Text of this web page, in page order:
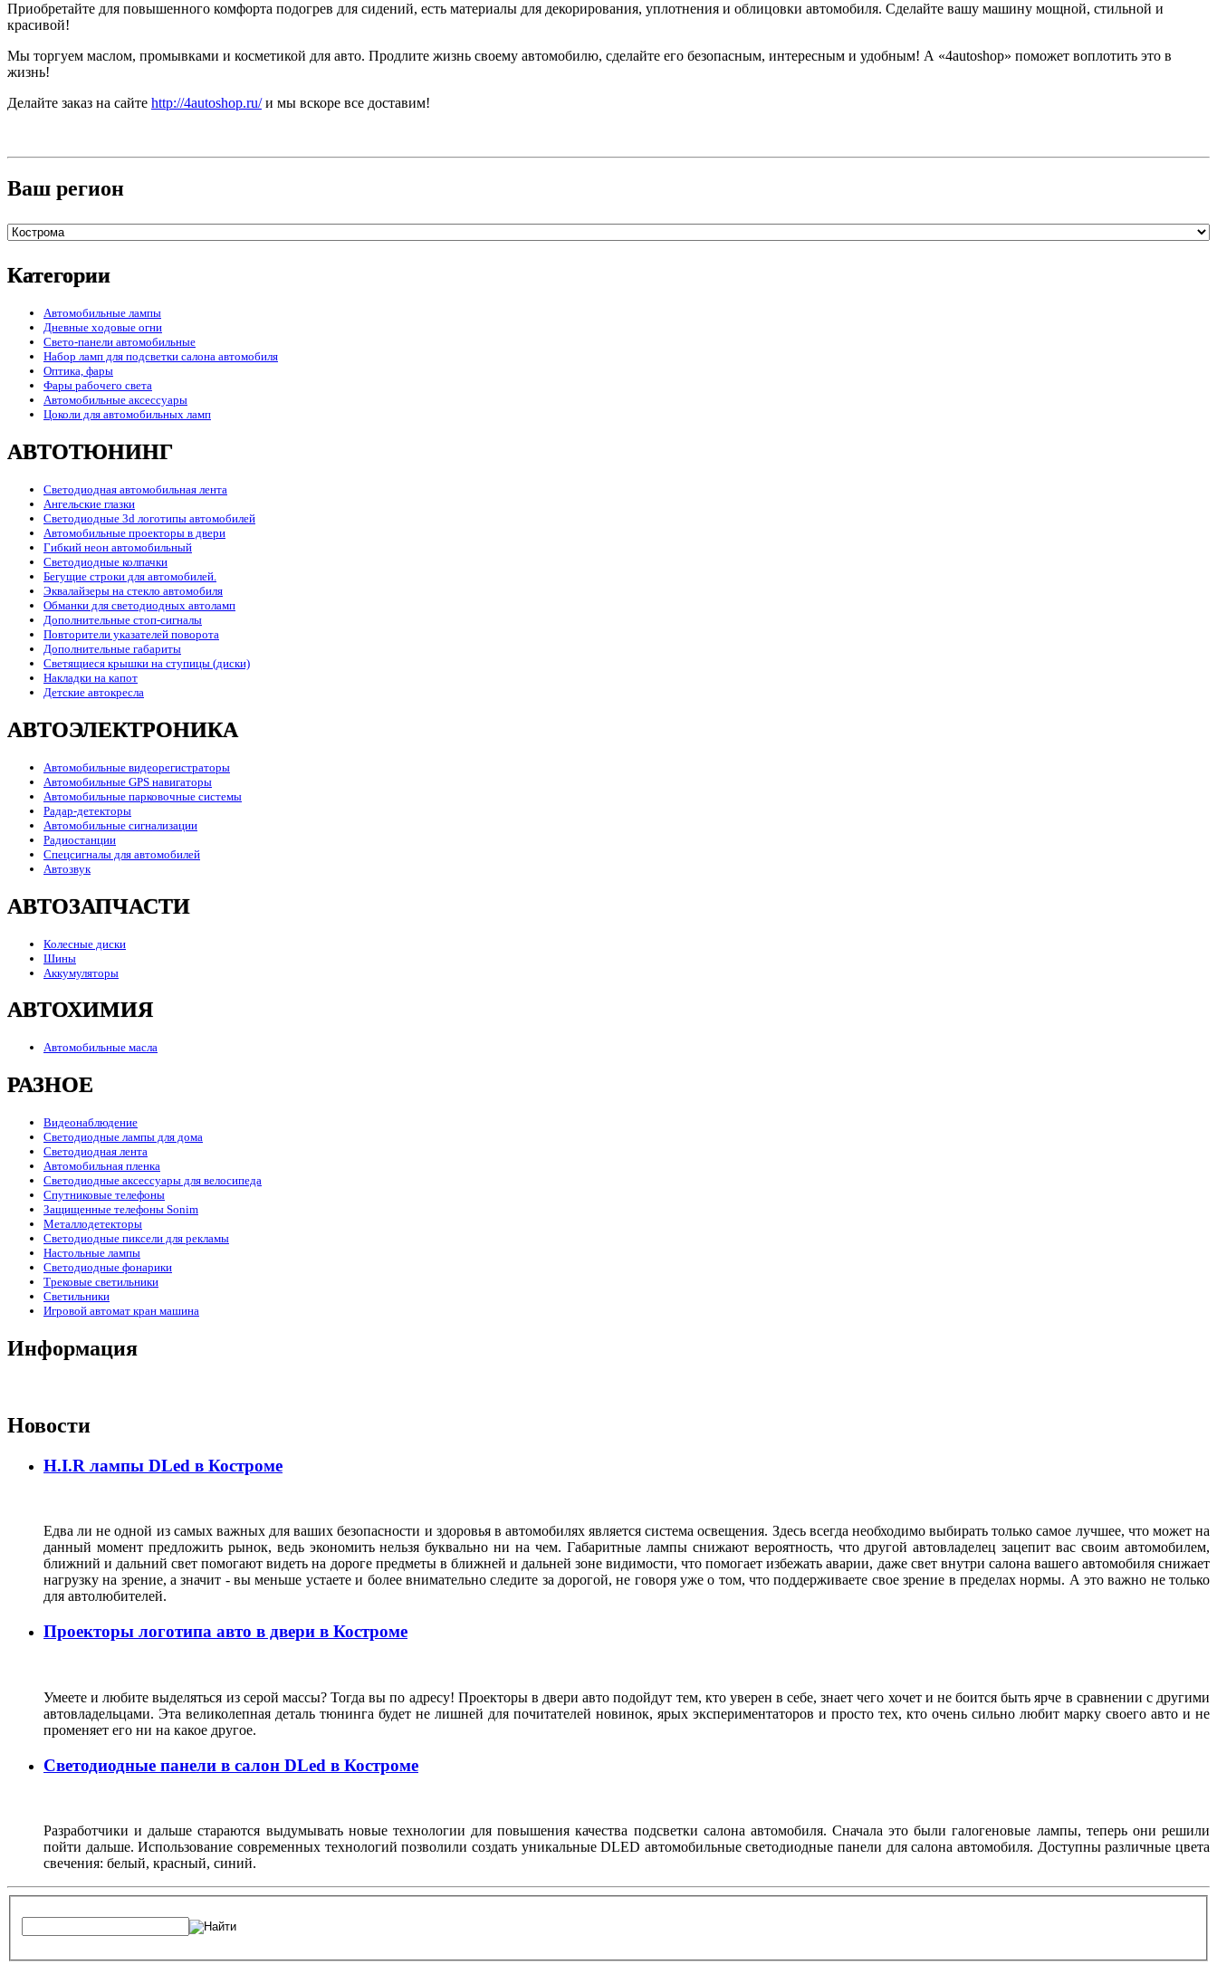
Приобретайте для повышенного комфорта подогрев для сидений, есть материалы для декорирования, уплотнения и облицовки автомобиля. Сделайте вашу машину мощной, стильной и
красивой!
Мы торгуем маслом, промывками и косметикой для авто. Продлите жизнь своему автомобилю, сделайте его безопасным, интересным и удобным! А «4autoshop» поможет воплотить это в
жизнь!
Делайте заказ на сайте http://4autoshop.ru/и мы вскоре все доставим!
Ваш регион
Категории
Автомобильные лампы
Дневные ходовые огни
Свето-панели автомобильные
Набор ламп для подсветки салона автомобиля
Оптика, фары
Фары рабочего света
Автомобильные аксессуары
Цоколи для автомобильных ламп
АВТОТЮНИНГ
Светодиодная автомобильная лента
Ангельские глазки
Светодиодные 3d логотипы автомобилей
Автомобильные проекторы в двери
Гибкий неон автомобильный
Светодиодные колпачки
Бегущие строки для автомобилей.
Эквалайзеры на стекло автомобиля
Обманки для светодиодных автоламп
Дополнительные стоп-сигналы
Повторители указателей поворота
Дополнительные габариты
Светящиеся крышки на ступицы (диски)
Накладки на капот
Детские автокресла
АВТОЭЛЕКТРОНИКА
Автомобильные видеорегистраторы
Автомобильные GPS навигаторы
Автомобильные парковочные системы
Радар-детекторы
Автомобильные сигнализации
Радиостанции
Спецсигналы для автомобилей
Автозвук
АВТОЗАПЧАСТИ
Колесные диски
Шины
Аккумуляторы
АВТОХИМИЯ
Автомобильные масла
РАЗНОЕ
Видеонаблюдение
Светодиодные лампы для дома
Светодиодная лента
Автомобильная пленка
Светодиодные аксессуары для велосипеда
Спутниковые телефоны
Защищенные телефоны Sonim
Металлодетекторы
Светодиодные пиксели для рекламы
Настольные лампы
Светодиодные фонарики
Трековые светильники
Светильники
Игровой автомат кран машина
Информация
Новости
H.I.R лампы DLed в Костроме
Едва ли не одной из самых важных для ваших безопасности и здоровья в автомобилях является система освещения. Здесь всегда необходимо выбирать только самое лучшее, что может на
данный момент предложить рынок, ведь экономить нельзя буквально ни на чем. Габаритные лампы снижают вероятность, что другой автовладелец зацепит вас своим автомобилем,
ближний и дальний свет помогают видеть на дороге предметы в ближней и дальней зоне видимости, что помогает избежать аварии, даже свет внутри салона вашего автомобиля снижает
нагрузку на зрение, а значит - вы меньше устаете и более внимательно следите за дорогой, не говоря уже о том, что поддерживаете свое зрение в пределах нормы. А это важно не только
для автолюбителей.
Проекторы логотипа авто в двери в Костроме
Умеете и любите выделяться из серой массы? Тогда вы по адресу! Проекторы в двери авто подойдут тем, кто уверен в себе, знает чего хочет и не боится быть ярче в сравнении с другими
автовладельцами. Эта великолепная деталь тюнинга будет не лишней для почитателей новинок, ярых экспериментаторов и просто тех, кто очень сильно любит марку своего авто и не
променяет его ни на какое другое.
Светодиодные панели в салон DLed в Костроме
Разработчики и дальше стараются выдумывать новые технологии для повышения качества подсветки салона автомобиля. Сначала это были галогеновые лампы, теперь они решили
пойти дальше. Использование современных технологий позволили создать уникальные DLED автомобильные светодиодные панели для салона автомобиля. Доступны различные цвета
свечения: белый, красный, синий.